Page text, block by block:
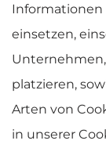
Informationen
einsetzen,
platzieren,
Arten von
in unserer